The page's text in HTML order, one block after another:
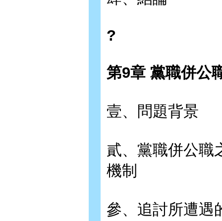
?
第9章 黨職併公
壹、問題背景
貳、黨職併公職
機制
參、追討所遭遇